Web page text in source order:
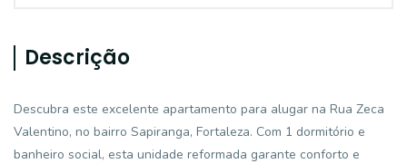
Descrição
Descubra este excelente apartamento para alugar na Rua Zeca
Valentino, no bairro Sapiranga, Fortaleza. Com 1 dormitório e
banheiro social, esta unidade reformada garante conforto e